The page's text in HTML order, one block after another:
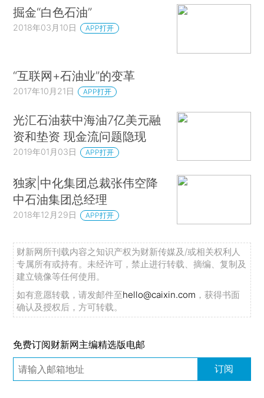
掘金“白色石油”
2018年03月10日 APP打开
“互联网+石油业”的变革
2017年10月21日 APP打开
光汇石油获中海油7亿美元融
资和垫资 现金流问题隐现
2019年01月03日 APP打开
独家|中化集团总裁张伟空降
中石油集团总经理
2018年12月29日 APP打开
财新网所刊载内容之知识产权为财新传媒及/或相关权利人
专属所有或持有。未经许可，禁止进行转载、摘编、复制及
建立镜像等任何使用。
如有意愿转载，请发邮件至hello@caixin.com ，获得书面
确认及授权后，方可转载。
免费订阅财新网主编精选版电邮
订阅